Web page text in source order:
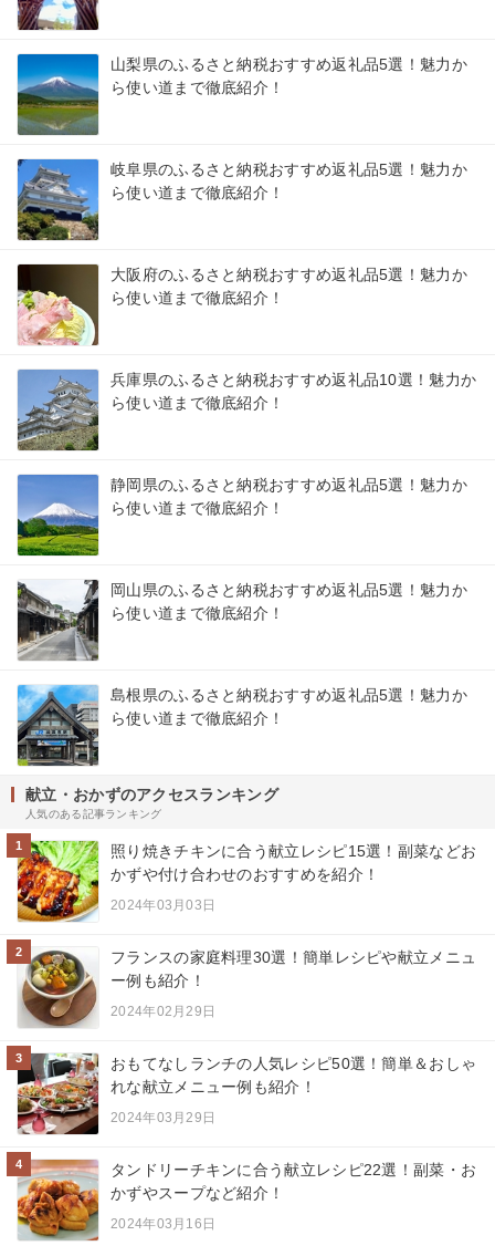
山梨県のふるさと納税おすすめ返礼品5選！魅力か
ら使い道まで徹底紹介！
岐阜県のふるさと納税おすすめ返礼品5選！魅力か
ら使い道まで徹底紹介！
大阪府のふるさと納税おすすめ返礼品5選！魅力か
ら使い道まで徹底紹介！
兵庫県のふるさと納税おすすめ返礼品10選！魅力か
ら使い道まで徹底紹介！
静岡県のふるさと納税おすすめ返礼品5選！魅力か
ら使い道まで徹底紹介！
岡山県のふるさと納税おすすめ返礼品5選！魅力か
ら使い道まで徹底紹介！
島根県のふるさと納税おすすめ返礼品5選！魅力か
ら使い道まで徹底紹介！
献立・おかずのアクセスランキング
人気のある記事ランキング
1
照り焼きチキンに合う献立レシピ15選！副菜などお
かずや付け合わせのおすすめを紹介！
2024年03月03日
2
フランスの家庭料理30選！簡単レシピや献立メニュ
ー例も紹介！
2024年02月29日
3
おもてなしランチの人気レシピ50選！簡単＆おしゃ
れな献立メニュー例も紹介！
2024年03月29日
4
タンドリーチキンに合う献立レシピ22選！副菜・お
かずやスープなど紹介！
2024年03月16日